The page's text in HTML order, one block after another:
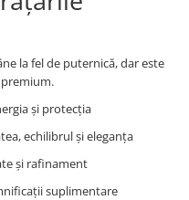
la fel de puternică, dar este
și protecția
echilibrul și eleganța
și rafinament
suplimentare